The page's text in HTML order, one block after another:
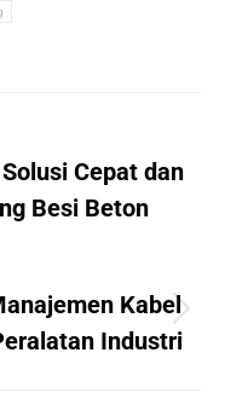
Cepat dan
Besi Beton
Kabel
Industri